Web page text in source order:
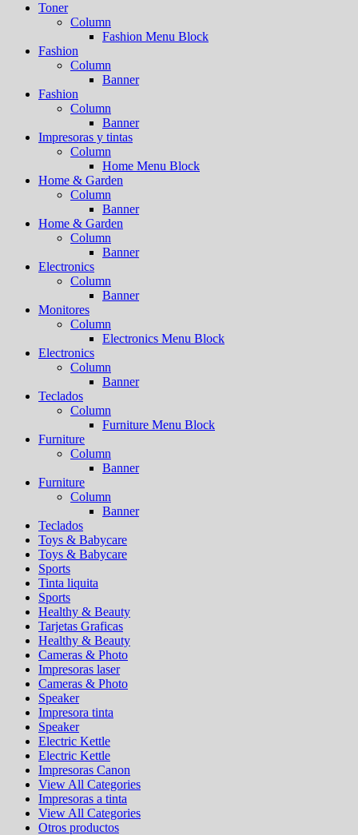
Toner
Column
Fashion Menu Block
Fashion
Column
Banner
Fashion
Column
Banner
Impresoras y tintas
Column
Home Menu Block
Home & Garden
Column
Banner
Home & Garden
Column
Banner
Electronics
Column
Banner
Monitores
Column
Electronics Menu Block
Electronics
Column
Banner
Teclados
Column
Furniture Menu Block
Furniture
Column
Banner
Furniture
Column
Banner
Teclados
Toys & Babycare
Toys & Babycare
Sports
Tinta liquita
Sports
Healthy & Beauty
Tarjetas Graficas
Healthy & Beauty
Cameras & Photo
Impresoras laser
Cameras & Photo
Speaker
Impresora tinta
Speaker
Electric Kettle
Electric Kettle
Impresoras Canon
View All Categories
Impresoras a tinta
View All Categories
Otros productos